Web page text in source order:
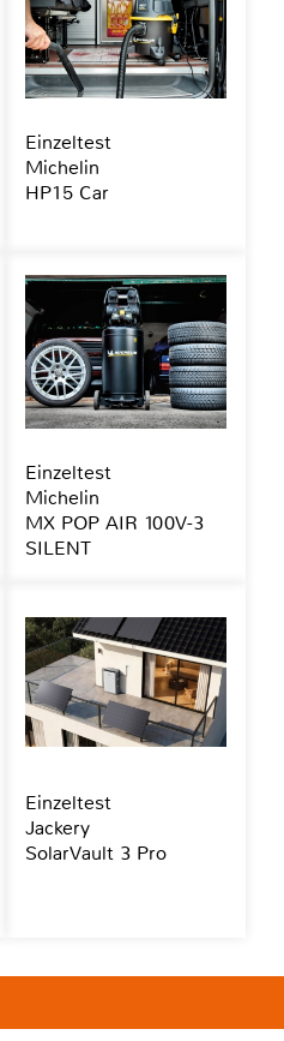
Einzeltest
Michelin
HP15 Car
Einzeltest
Michelin
MX POP AIR 100V-3
SILENT
Einzeltest
Jackery
SolarVault 3 Pro